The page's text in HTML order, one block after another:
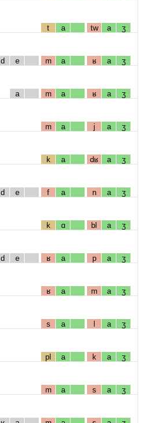
t a tw a ʒ
d e m a ʁ a ʒ
a m a ʁ a ʒ
m a j a ʒ
k a dʁ a ʒ
d e f a n a ʒ
k ɑ bl a ʒ
d e ʁ a p a ʒ
ʁ a m a ʒ
s a l a ʒ
pl a k a ʒ
m a s a ʒ